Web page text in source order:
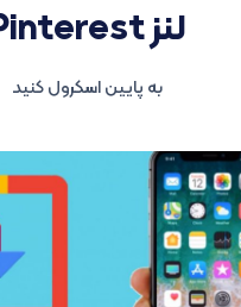
لنز Pinterest
به پایین اسکرول کنید